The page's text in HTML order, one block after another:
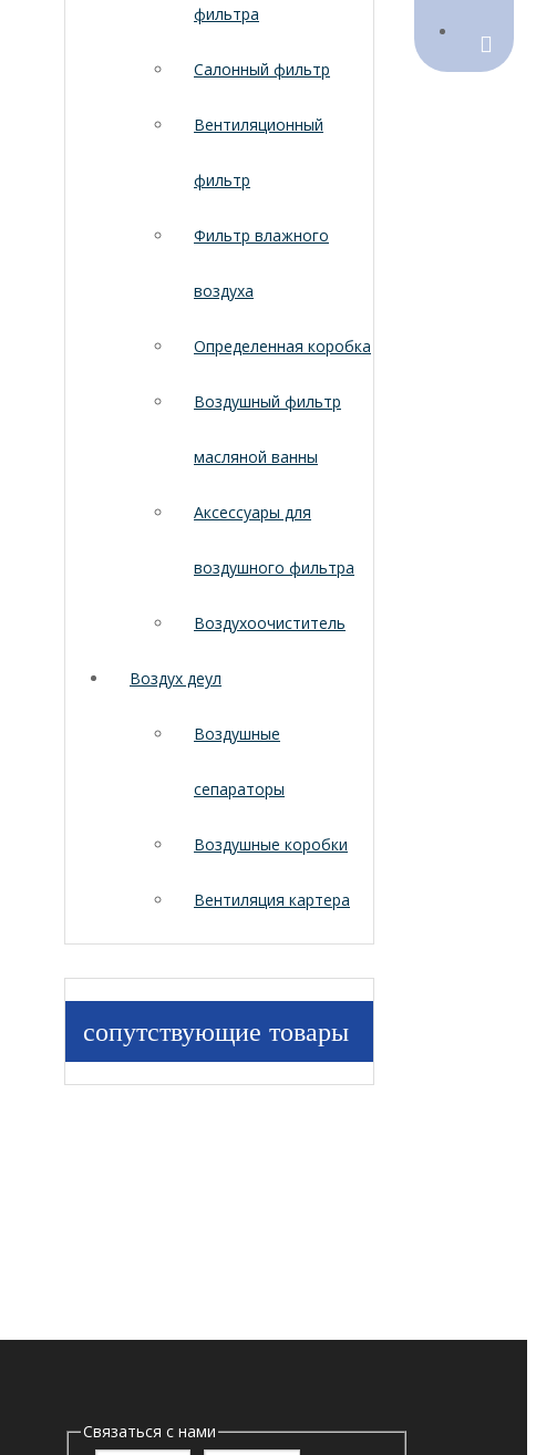
фильтра
Салонный фильтр
Вентиляционный
фильтр
Фильтр влажного
воздуха
Определенная коробка
Воздушный фильтр
масляной ванны
Аксессуары для
воздушного фильтра
Воздухоочиститель
Воздух деул
Воздушные
сепараторы
Воздушные коробки
Вентиляция картера
сопутствующие товары
Связаться с нами